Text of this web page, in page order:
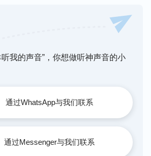
我的声音”，你想做听神声音的小
通过WhatsApp与我们联系
通过Messenger与我们联系